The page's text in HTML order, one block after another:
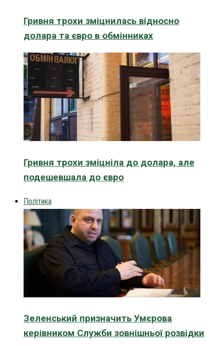
Гривня трохи зміцнилась відносно
долара та євро в обмінниках
Гривня трохи зміцніла до долара, але
подешевшала до євро
Політика
Зеленський призначить Умєрова
керівником Служби зовнішньої розвідки